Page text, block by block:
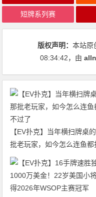
短牌系列赛
版权声明：本站原
08:34:42，由
【EV扑克】当年横扫牌桌
批老玩家，如今怎么连鱼都
过了